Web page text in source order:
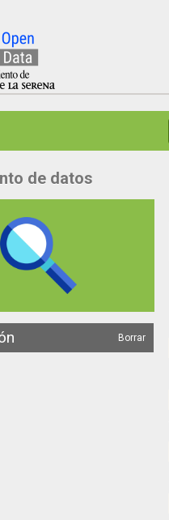
de datos
Borrar